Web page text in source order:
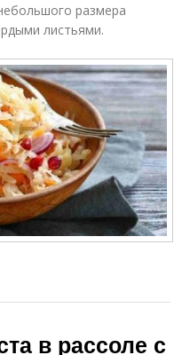
размера
листьями.
в рассоле с